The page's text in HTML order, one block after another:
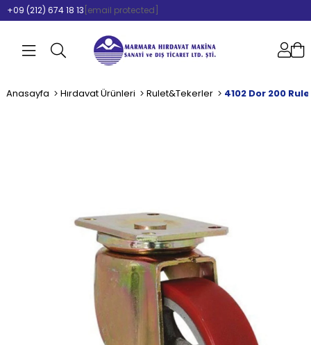
+09 (212) 674 18 13 [email protected]
Anasayfa Hırdavat Ürünleri Rulet&Tekerler 4102 Dor 200